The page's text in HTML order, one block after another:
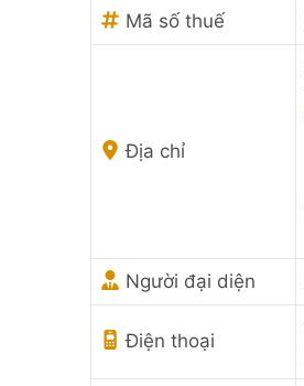
Mã số thuế
Địa chỉ
Người đại diện
Điện thoại